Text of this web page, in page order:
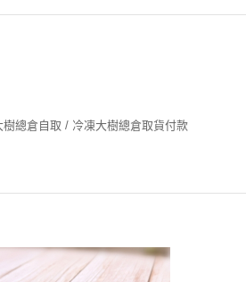
總倉自取 / 冷凍大樹總倉取貨付款